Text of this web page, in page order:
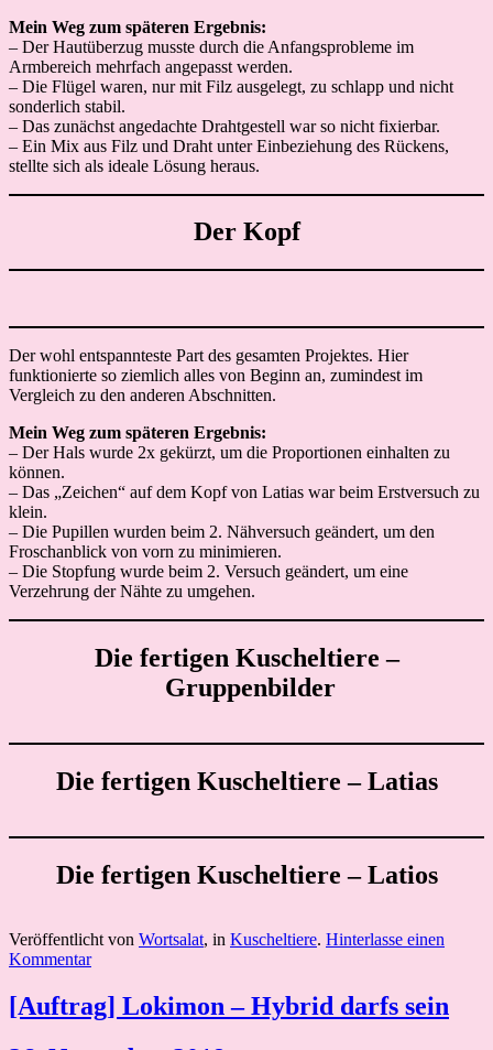
Mein Weg zum späteren Ergebnis:
– Der Hautüberzug musste durch die Anfangsprobleme im
Armbereich mehrfach angepasst werden.
– Die Flügel waren, nur mit Filz ausgelegt, zu schlapp und nicht
sonderlich stabil.
– Das zunächst angedachte Drahtgestell war so nicht fixierbar.
– Ein Mix aus Filz und Draht unter Einbeziehung des Rückens,
stellte sich als ideale Lösung heraus.
Der Kopf
Der wohl entspannteste Part des gesamten Projektes. Hier
funktionierte so ziemlich alles von Beginn an, zumindest im
Vergleich zu den anderen Abschnitten.
Mein Weg zum späteren Ergebnis:
– Der Hals wurde 2x gekürzt, um die Proportionen einhalten zu
können.
– Das „Zeichen“ auf dem Kopf von Latias war beim Erstversuch zu
klein.
– Die Pupillen wurden beim 2. Nähversuch geändert, um den
Froschanblick von vorn zu minimieren.
– Die Stopfung wurde beim 2. Versuch geändert, um eine
Verzehrung der Nähte zu umgehen.
Die fertigen Kuscheltiere –
Gruppenbilder
Die fertigen Kuscheltiere – Latias
Die fertigen Kuscheltiere – Latios
Veröffentlicht von Wortsalat, in Kuscheltiere. Hinterlasse einen
Kommentar
[Auftrag] Lokimon – Hybrid darfs sein